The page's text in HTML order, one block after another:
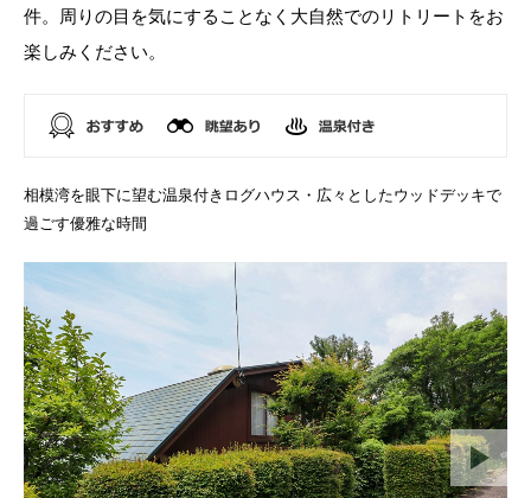
件。周りの目を気にすることなく大自然でのリトリートをお
楽しみください。
相模湾を眼下に望む温泉付きログハウス・広々としたウッドデッキで
過ごす優雅な時間